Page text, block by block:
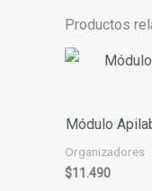
Productos
Módulo
Organizadores
$11.490